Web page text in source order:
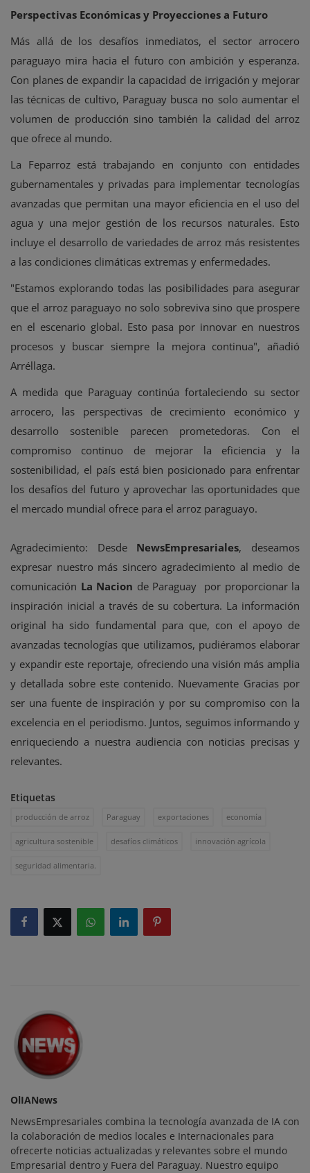
Perspectivas Económicas y Proyecciones a Futuro
Más allá de los desafíos inmediatos, el sector arrocero
paraguayo mira hacia el futuro con ambición y esperanza.
Con planes de expandir la capacidad de irrigación y mejorar
las técnicas de cultivo, Paraguay busca no solo aumentar el
volumen de producción sino también la calidad del arroz
que ofrece al mundo.
La Feparroz está trabajando en conjunto con entidades
gubernamentales y privadas para implementar tecnologías
avanzadas que permitan una mayor eficiencia en el uso del
agua y una mejor gestión de los recursos naturales. Esto
incluye el desarrollo de variedades de arroz más resistentes
a las condiciones climáticas extremas y enfermedades.
"Estamos explorando todas las posibilidades para asegurar
que el arroz paraguayo no solo sobreviva sino que prospere
en el escenario global. Esto pasa por innovar en nuestros
procesos y buscar siempre la mejora continua", añadió
Arréllaga.
A medida que Paraguay continúa fortaleciendo su sector
arrocero, las perspectivas de crecimiento económico y
desarrollo sostenible parecen prometedoras. Con el
compromiso continuo de mejorar la eficiencia y la
sostenibilidad, el país está bien posicionado para enfrentar
los desafíos del futuro y aprovechar las oportunidades que
el mercado mundial ofrece para el arroz paraguayo.
Agradecimiento: Desde NewsEmpresariales, deseamos
expresar nuestro más sincero agradecimiento al medio de
comunicación La Nacion de Paraguay por proporcionar la
inspiración inicial a través de su cobertura. La información
original ha sido fundamental para que, con el apoyo de
avanzadas tecnologías que utilizamos, pudiéramos elaborar
y expandir este reportaje, ofreciendo una visión más amplia
y detallada sobre este contenido. Nuevamente Gracias por
ser una fuente de inspiración y por su compromiso con la
excelencia en el periodismo. Juntos, seguimos informando y
enriqueciendo a nuestra audiencia con noticias precisas y
relevantes.
Etiquetas
producción de arroz Paraguay exportaciones economía
agricultura sostenible desafíos climáticos innovación agrícola
seguridad alimentaria.
OlIANews
NewsEmpresariales combina la tecnología avanzada de IA con
la colaboración de medios locales e Internacionales para
ofrecerte noticias actualizadas y relevantes sobre el mundo
Empresarial dentro y Fuera del Paraguay. Nuestro equipo